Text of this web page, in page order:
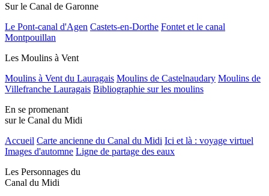
Sur le Canal de Garonne
Le Pont-canal d'Agen Castets-en-Dorthe Fontet et le canal
Montpouillan
Les Moulins à Vent
Moulins à Vent du Lauragais Moulins de Castelnaudary Moulins de
Villefranche Lauragais Bibliographie sur les moulins
En se promenant
sur le Canal du Midi
Accueil Carte ancienne du Canal du Midi Ici et là : voyage virtuel
Images d'automne Ligne de partage des eaux
Les Personnages du
Canal du Midi